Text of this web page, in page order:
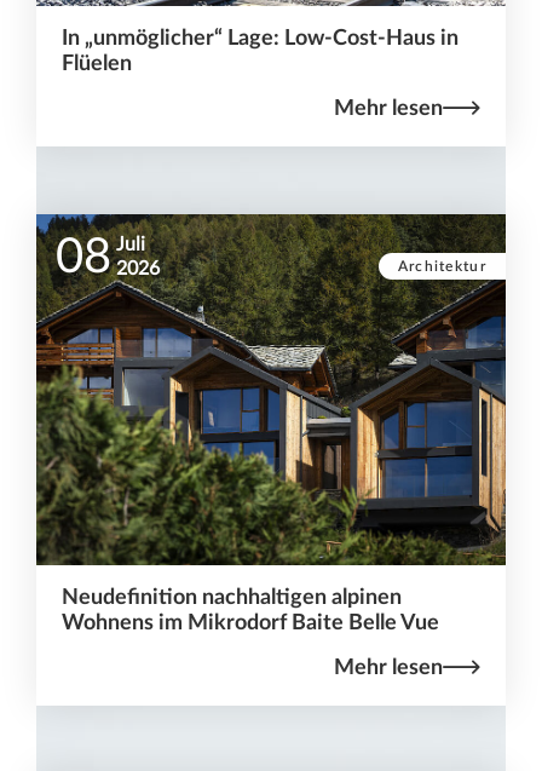
In „unmöglicher“ Lage: Low-Cost-Haus in
Flüelen
Mehr lesen
Architektur
08 Juli
2026
Neudefinition nachhaltigen alpinen
Wohnens im Mikrodorf Baite Belle Vue
Mehr lesen